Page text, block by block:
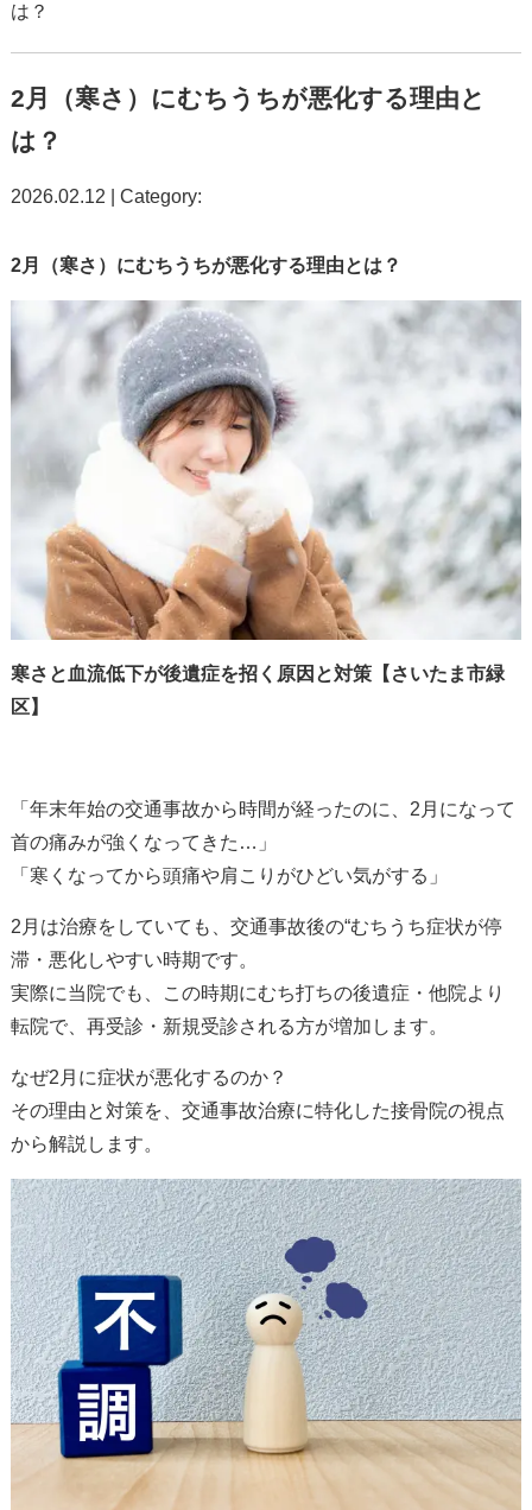
は？
2月（寒さ）にむちうちが悪化する理由と
は？
2026.02.12 | Category:
2月（寒さ）にむちうちが悪化する理由とは？
寒さと血流低下が後遺症を招く原因と対策【さいたま市緑
区】
「年末年始の交通事故から時間が経ったのに、 2月になって
首の痛みが強くなってきた … 」
「寒くなってから頭痛や肩こりがひどい気がする」
2月は治療をしていても、交通事故後の“むちうち症状が停
滞・悪化しやすい時期です。
実際に当院でも、この時期にむち打ちの後遺症・他院より
転院で、再受診・新規受診される方が増加します。
なぜ2月に症状が悪化するのか？
その理由と対策を、交通事故治療に特化した接骨院の視点
から解説します。